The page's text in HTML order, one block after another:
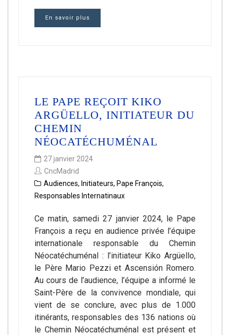
En savoir plus
LE PAPE REÇOIT KIKO
ARGÜELLO, INITIATEUR DU
CHEMIN
NÉOCATÉCHUMÉNAL
27 janvier 2024
CncMadrid
Audiences, Initiateurs, Pape François,
Responsables Internatinaux
Ce matin, samedi 27 janvier 2024, le Pape
François a reçu en audience privée l’équipe
internationale responsable du Chemin
Néocatéchuménal : l’initiateur Kiko Argüello,
le Père Mario Pezzi et Ascensión Romero.
Au cours de l’audience, l’équipe a informé le
Saint-Père de la convivence mondiale, qui
vient de se conclure, avec plus de 1.000
itinérants, responsables des 136 nations où
le Chemin Néocatéchuménal est présent et